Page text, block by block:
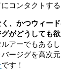
コンタクトする
く、かつウィー
がどうしても欲
アーでもある
ージグを高次
です！